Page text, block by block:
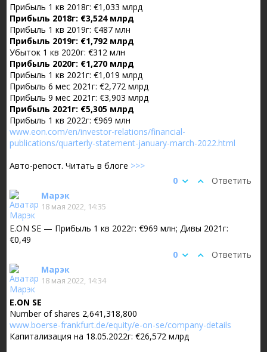
Прибыль 1 кв 2018г: €1,033 млрд
Прибыль 2018г: €3,524 млрд
Прибыль 1 кв 2019г: €487 млн
Прибыль 2019г: €1,792 млрд
Убыток 1 кв 2020г: €312 млн
Прибыль 2020г: €1,270 млрд
Прибыль 1 кв 2021г: €1,019 млрд
Прибыль 6 мес 2021г: €2,772 млрд
Прибыль 9 мес 2021г: €3,903 млрд
Прибыль 2021г: €5,305 млрд
Прибыль 1 кв 2022г: €969 млн
www.eon.com/en/investor-relations/financial-
publications/quarterly-statement-january-march-2022.html
Авто-репост. Читать в блоге >>>
Ответить
0
Марэк
18 мая 2022, 14:35
E.ON SE — Прибыль 1 кв 2022г: €969 млн; Дивы 2021г:
€0,49
Ответить
0
Марэк
18 мая 2022, 14:34
E.ON SE
Number of shares 2,641,318,800
www.boerse-frankfurt.de/equity/e-on-se/company-details
Капитализация на 18.05.2022г: €26,572 млрд